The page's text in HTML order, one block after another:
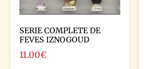
SERIE COMPLETE DE
FEVES IZNOGOUD
11.00€